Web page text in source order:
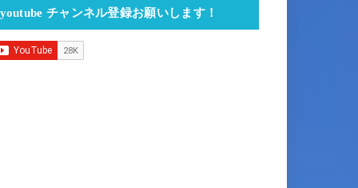
youtube チャンネル登録お願いします！